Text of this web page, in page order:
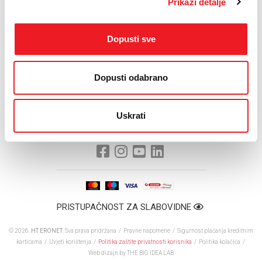
Dopusti sve
Dopusti odabrano
Uskrati
istraživačko-znanstvenim projektima, osuvremenjivanju nastavnih
stručnih posjeta HT ERONET-u.
PRISTUPAČNOST ZA SLABOVIDNE
© 2026. HT ERONET . Sva prava pridržana / Pravne napomene / Sigurnost plaćanja kreditnim
karticama / Uvjeti korištenja / Politika zaštite privatnosti korisnika / Politika kolačića /
Web dizajn by THE BIG IDEA LAB